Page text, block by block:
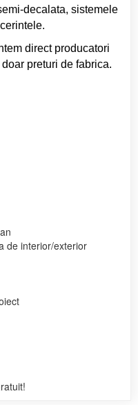
decalata, sistemele
direct producatori
preturi de fabrica.
de interior/exterior